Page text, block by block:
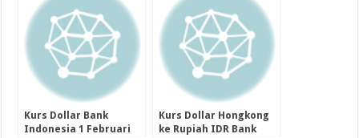
Kurs Dollar Bank
Indonesia 1 Februari
Kurs Dollar Hongkong
ke Rupiah IDR Bank